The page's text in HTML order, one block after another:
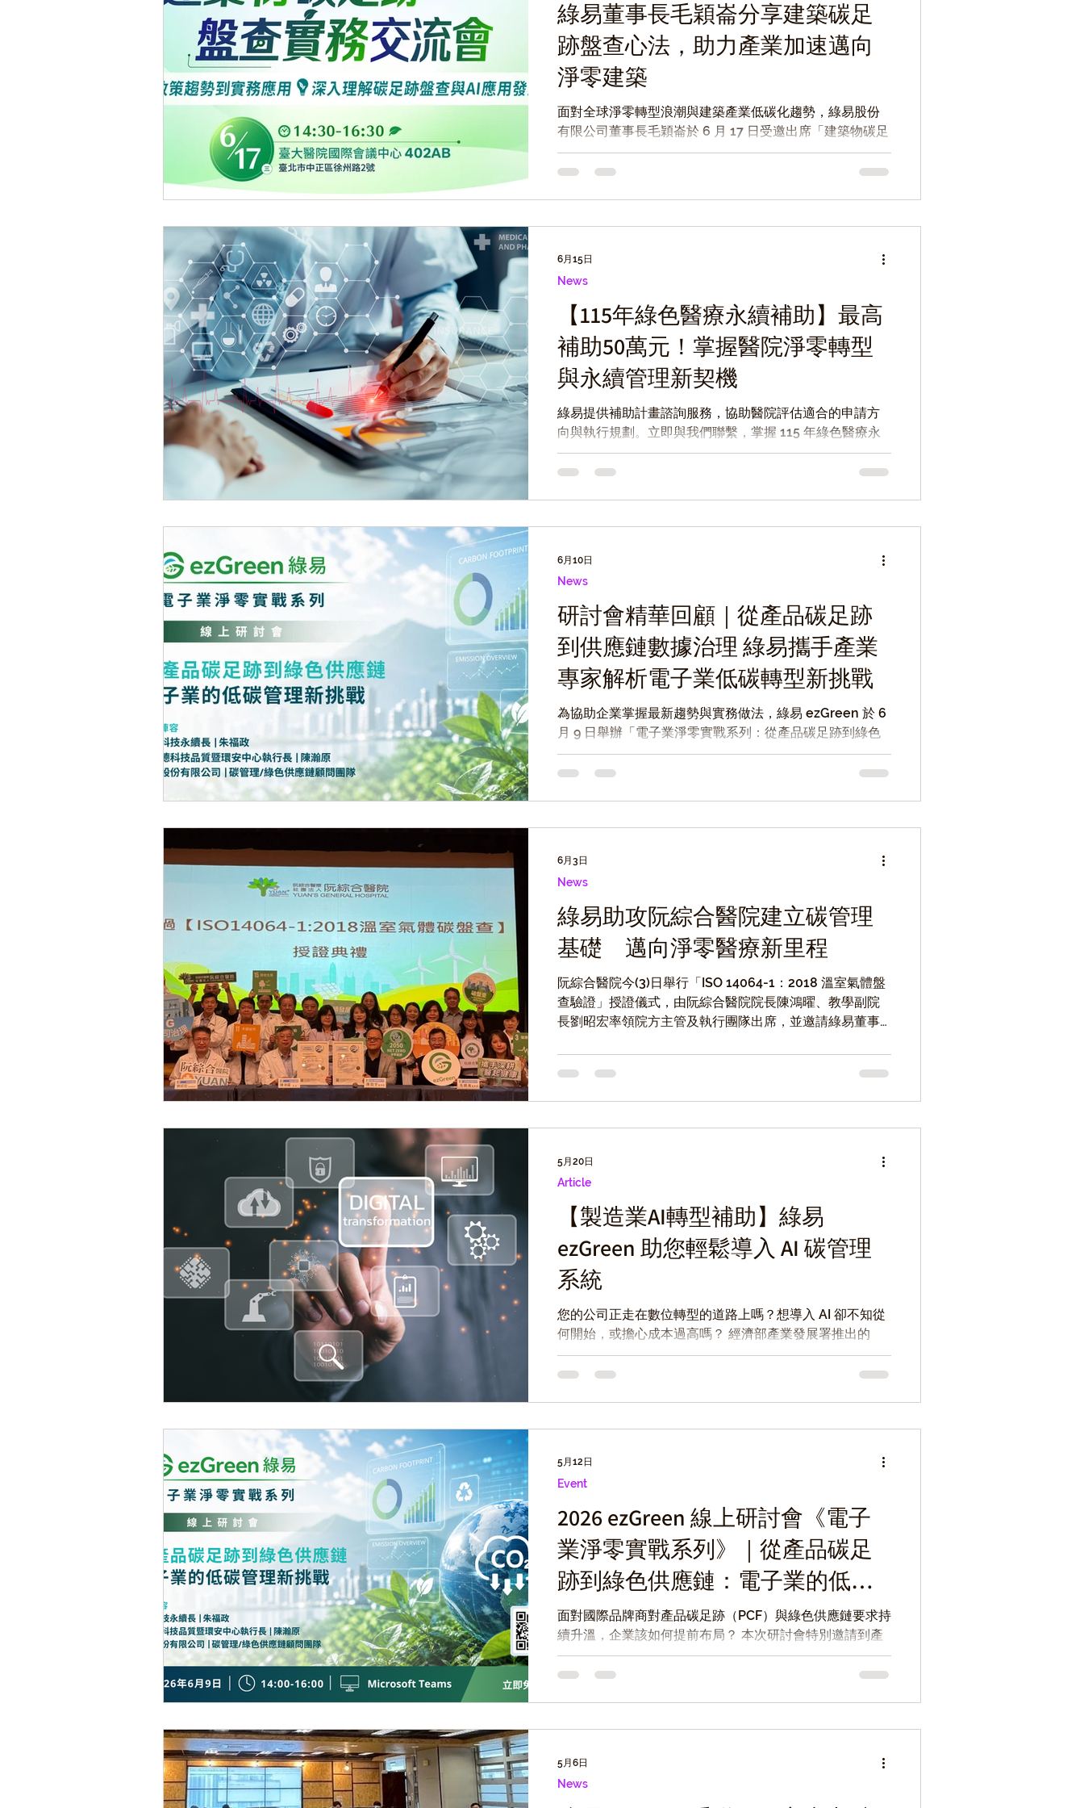
綠易董事長毛穎崙分享建築碳足
跡盤查心法，助力產業加速邁向
淨零建築
面對全球淨零轉型浪潮與建築產業低碳化趨勢，綠易股份
有限公司董事長毛穎崙於 6 月 17 日受邀出席「建築物碳足
跡盤查實務交流會」，以「AI驅動PCF：如何加速建築碳足
跡盤查與關鍵性審查」為題，分享建築碳管理導入策略、
【115年綠色醫療永續補助】最高
補助50萬元！掌握醫院淨零轉型
與永續管理新契機
綠易提供補助計畫諮詢服務，協助醫院評估適合的申請方
向與執行規劃。立即與我們聯繫，掌握 115 年綠色醫療永
續補助機會，提前布局醫院淨零轉型與永續發展。
News
6月15日
研討會精華回顧｜從產品碳足跡
到供應鏈數據治理 綠易攜手產業
專家解析電子業低碳轉型新挑戰
為協助企業掌握最新趨勢與實務做法，綠易 ezGreen 於 6
月 9 日舉辦「電子業淨零實戰系列：從產品碳足跡到綠色
供應鏈」線上研討會，邀請產業領導企業與永續專家共同
分享電子業低碳轉型經驗，吸引眾多企業代表參與交流。
News
6月10日
綠易助攻阮綜合醫院建立碳管理
基礎 邁向淨零醫療新里程
阮綜合醫院今(3)日舉行「ISO 14064-1：2018 溫室氣體盤
查驗證」授證儀式，由阮綜合醫院院長陳鴻曜、教學副院
長劉昭宏率領院方主管及執行團隊出席，並邀請綠易董事
證這項重要里程碑。
News
6月3日
【製造業AI轉型補助】綠易
ezGreen 助您輕鬆導入 AI 碳管理
系統
您的公司正走在數位轉型的道路上嗎？想導入 AI 卻不知從
何開始，或擔心成本過高嗎？ 經濟部產業發展署推出的
「產業競爭力提升-AI數位轉型」補助計畫，旨在協助製造
業導入 AI 技術，提供從「專業診斷」到「工具導入」的實
力的碳管理平台！
Article
5月20日
2026 ezGreen 線上研討會《電子
業淨零實戰系列》｜從產品碳足
跡到綠色供應鏈：電子業的低碳
管理新挑戰
面對國際品牌商對產品碳足跡（PCF）與綠色供應鏈要求持
續升溫，企業該如何提前布局？ 本次研討會特別邀請到產
業實務專家分享電子業產品碳足跡管理經驗與供應鏈趨
勢，同時由 綠易 ezGreen 顧問團隊解析如何透過 AI 與數
被動為主動，搶佔綠色先機！
Event
5月12日
News
5月6日